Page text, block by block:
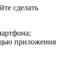
сделать
приложения